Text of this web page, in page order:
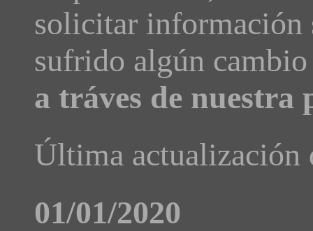
solicitar información
sufrido algún
a tráves de nuestra
Última actualización
01/01/2020